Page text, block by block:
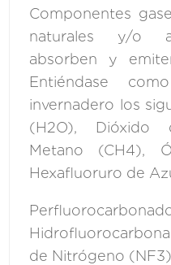
Componentes
naturales y/o
absorben y
Entiéndase
invernadero los
(H2O), Dióxido
Metano (CH4),
Hexafluoruro de
de Nitrógeno